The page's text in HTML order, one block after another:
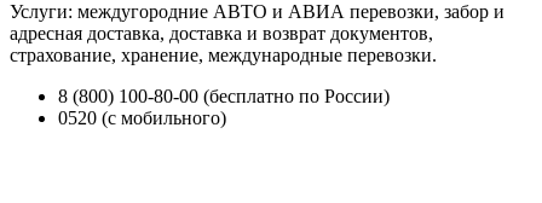
Услуги: междугородние АВТО и АВИА перевозки, забор и
адресная доставка, доставка и возврат документов,
страхование, хранение, международные перевозки.
8 (800) 100-80-00 (бесплатно по России)
0520 (с мобильного)